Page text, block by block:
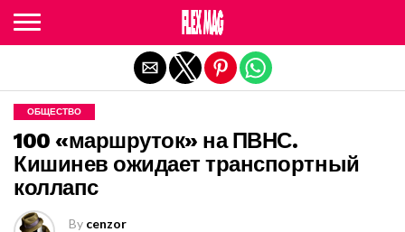
ОБЩЕСТВО
100 «маршруток» на ПВНС.
Кишинев ожидает транспортный
коллапс
By cenzor
Exit mobile version